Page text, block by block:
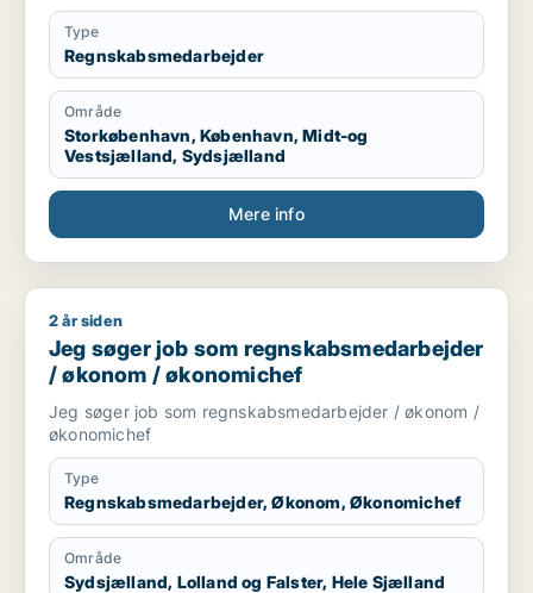
Type
Regnskabsmedarbejder
Område
Storkøbenhavn, København, Midt-og
Vestsjælland, Sydsjælland
Mere info
Jeg søger job som regnskabsmedarbejder / økonom /
2 år siden
Jeg søger job som regnskabsmedarbejder
/ økonom / økonomichef
Jeg søger job som regnskabsmedarbejder / økonom /
økonomichef
Type
Regnskabsmedarbejder, Økonom, Økonomichef
Område
Sydsjælland, Lolland og Falster, Hele Sjælland